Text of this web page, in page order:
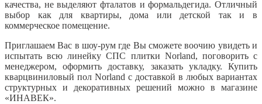
качества, не выделяют фталатов и формальдегида. Отличный
выбор как для квартиры, дома или детской так и в
коммерческое помещение.
Приглашаем Вас в шоу-рум где Вы сможете воочию увидеть и
испытать всю линейку СПС плитки Norland, поговорить с
менеджером, оформить доставку, заказать укладку. Купить
кварцвиниловый пол Norland с доставкой в любых вариантах
структурных и декоративных решений можно в магазине
«ИНАВЕК».